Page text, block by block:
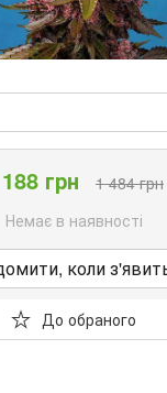
грн
1 484 грн
Немає в наявності
коли
До обраного